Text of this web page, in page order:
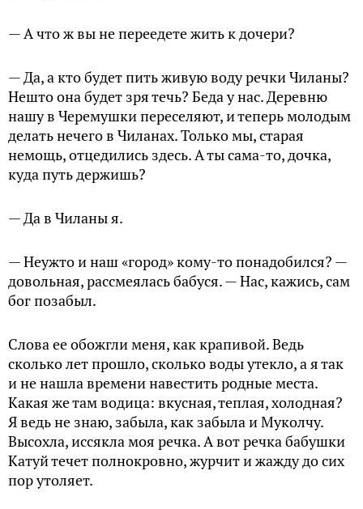
— А что ж вы не переедете жить к дочери?
— Да, а кто будет пить живую воду речки Чиланы?
Нешто она будет зря течь? Беда у нас. Деревню
нашу в Черемушки переселяют, и теперь молодым
делать нечего в Чиланах. Только мы, старая
немощь, отцедились здесь. А ты сама-то, дочка,
куда путь держишь?
— Да в Чиланы я.
— Неужто и наш «город» кому-то понадобился? —
довольная, рассмеялась бабуся. — Нас, кажись, сам
бог позабыл.
Слова ее обожгли меня, как крапивой. Ведь
сколько лет прошло, сколько воды утекло, а я так
и не нашла времени навестить родные места.
Какая же там водица: вкусная, теплая, холодная?
Я ведь не знаю, забыла, как забыла и Муколчу.
Высохла, иссякла моя речка. А вот речка бабушки
Катуй течет полнокровно, журчит и жажду до сих
пор утоляет.